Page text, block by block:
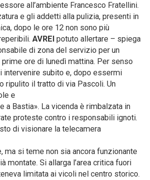
all’ambiente Francesco Fratellini.
e gli addetti alla pulizia, presenti in
dopo le ore 12 non sono più
AVREI potuto allertare – spiega
di zona del servizio per un
ore di lunedì mattina. Per senso
intervenire subito e, dopo essermi
ripulito il tratto di via Pascoli. Un
e
a Bastia». La vicenda è rimbalzata in
proteste contro i responsabili ignoti.
di visionare la telecamera
ma si teme non sia ancora funzionante
montate. Si allarga l’area critica fuori
limitata ai vicoli nel centro storico.